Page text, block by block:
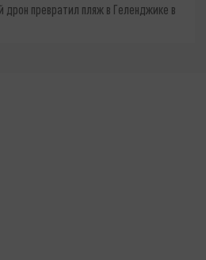
превратил пляж в Геленджике в